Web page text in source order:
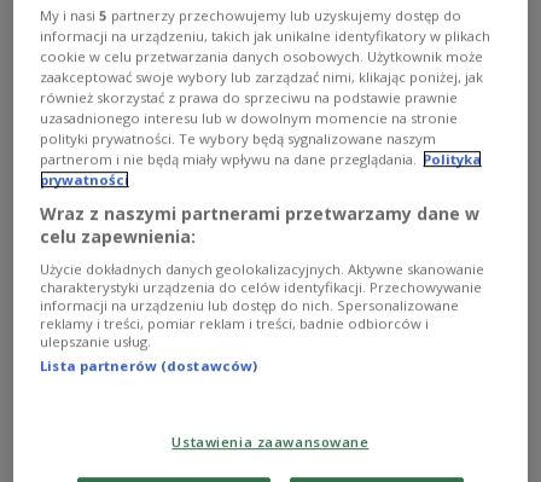
Zobacz więcej na temat:POLSKA GOSPODARKA LOT
Warszawa
Zwycięstwo Laury Siegemund w
Stuttgarcie
Mladenovic 6:1, 2:6, 7:6 (7-5) w finale halowego turnieju
tenisowego WTA na ziemnych kortach w Stuttgarcie
My i nasi5 partnerzy przechowujemy lub uzyskujemy dostęp do
informacji na urządzeniu, takich jak unikalne identyfikatory w plikach
cookie w celu przetwarzania danych osobowych. Użytkownik może
zaakceptować swoje wybory lub zarządzać nimi, klikając poniżej, jak
również skorzystać z prawa do sprzeciwu na podstawie prawnie
uzasadnionego interesu lub w dowolnym momencie na stronie
polityki prywatności. Te wybory będą sygnalizowane naszym
partnerom i nie będą miały wpływu na dane przeglądania.
Polityka
prywatności
Wraz z naszymi partnerami przetwarzamy dane w
celu zapewnienia:
Użycie dokładnych danych geolokalizacyjnych. Aktywne skanowanie
charakterystyki urządzenia do celów identyfikacji. Przechowywanie
informacji na urządzeniu lub dostęp do nich. Spersonalizowane
reklamy i treści, pomiar reklam i treści, badnie odbiorców i
ulepszanie usług.
Lista partnerów (dostawców)
Ustawienia zaawansowane